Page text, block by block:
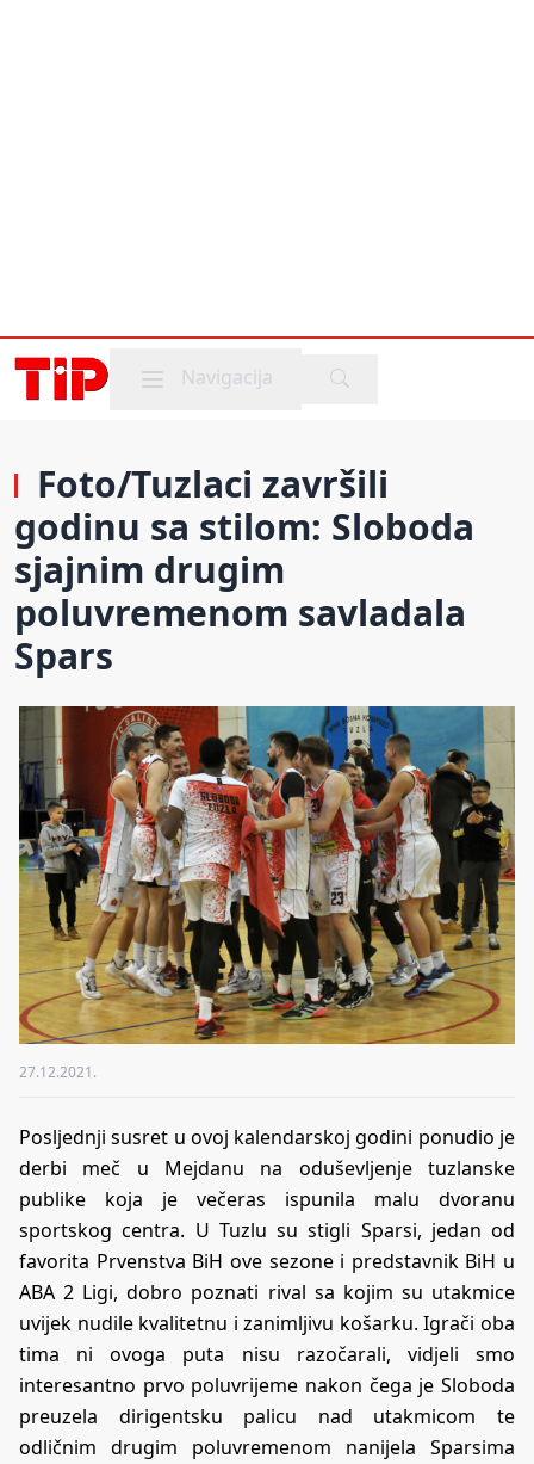
Mobile menu
Navigacija
Foto/Tuzlaci završili
godinu sa stilom: Sloboda
sjajnim drugim
poluvremenom savladala
Spars
27.12.2021.
Posljednji susret u ovoj kalendarskoj godini ponudio je
derbi meč u Mejdanu na oduševljenje tuzlanske
publike koja je večeras ispunila malu dvoranu
sportskog centra. U Tuzlu su stigli Sparsi, jedan od
favorita Prvenstva BiH ove sezone i predstavnik BiH u
ABA 2 Ligi, dobro poznati rival sa kojim su utakmice
uvijek nudile kvalitetnu i zanimljivu košarku. Igrači oba
tima ni ovoga puta nisu razočarali, vidjeli smo
interesantno prvo poluvrijeme nakon čega je Sloboda
preuzela dirigentsku palicu nad utakmicom te
odličnim drugim poluvremenom nanijela Sparsima